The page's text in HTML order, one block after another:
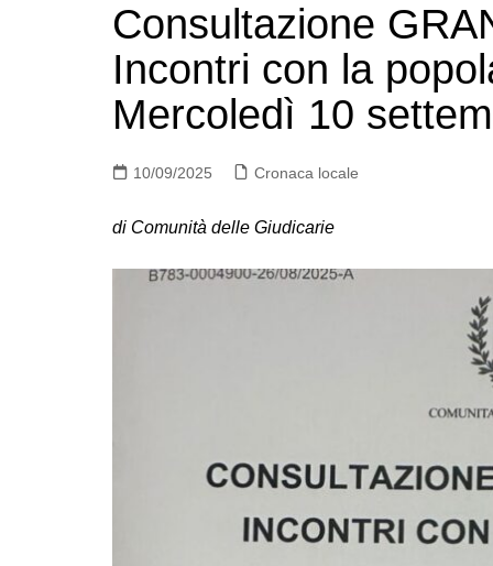
Consultazione
Incontri con la
Mercoledì 10
10/09/2025 Cronaca locale
di Comunità delle Giudicarie